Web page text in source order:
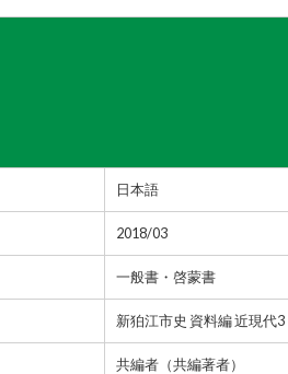
日本語
2018/03
一般書・啓蒙書
新狛江市史 資料編 近現代3
共編者（共編著者）